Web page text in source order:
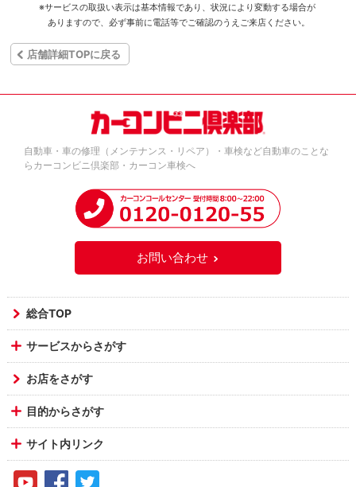
※サービスの取扱い表示は基本情報であり、状況により変動する場合が
ありますので、必ず事前に電話等でご確認のうえご来店ください。
店舗詳細TOPに戻る
自動車・車の修理（メンテナンス・リペア）・車検など自動車のことな
らカーコンビニ倶楽部・カーコン車検へ
お問い合わせ
総合TOP
サービスからさがす
お店をさがす
目的からさがす
サイト内リンク